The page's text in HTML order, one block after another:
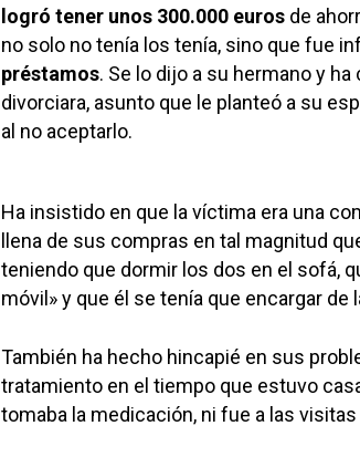
logró tener unos 300.000 euros de
no solo no tenía los tenía, sino que fue
préstamos. Se lo dijo a su hermano y
divorciara, asunto que le planteó a su
al no aceptarlo.
Ha insistido en que la víctima era una
llena de sus compras en tal magnitud
teniendo que dormir los dos en el sofá,
móvil» y que él se tenía que encargar de
También ha hecho hincapié en sus
tratamiento en el tiempo que estuvo
tomaba la medicación, ni fue a las